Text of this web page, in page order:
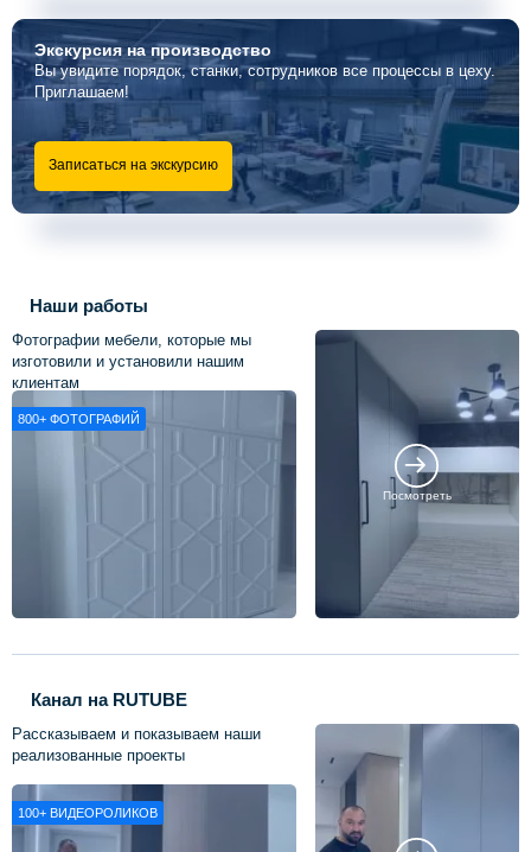
Экскурсияна производство
Вы увидите порядок, станки, сотрудников все процессы в цеху.
Приглашаем!
Записаться на экскурсию
Наши работы
Фотографии мебели, которые мы
изготовили и установили нашим
клиентам
800+ ФОТОГРАФИЙ
Посмотреть
Канал на RUTUBE
Рассказываем и показываем наши
реализованные проекты
100+ ВИДЕОРОЛИКОВ